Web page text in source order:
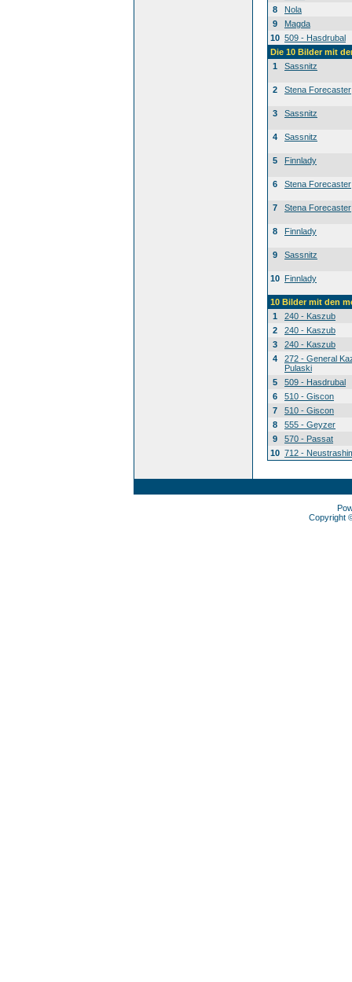
8
Nola
9
Magda
10 509 - Hasdrubal
Die 10 Bilder mit
1
Sassnitz
2 Stena Forecaster
3 Sassnitz
4 Sassnitz
5 Finnlady
6 Stena Forecaster
7 Stena Forecaster
8 Finnlady
9 Sassnitz
10 Finnlady
10 Bilder mit den
1
240 - Kaszub
2
240 - Kaszub
3
240 - Kaszub
4
272 - General
Pulaski
5
509 - Hasdrubal
6
510 - Giscon
7
510 - Giscon
8
555 - Geyzer
9
570 - Passat
10 712 -
Copyright